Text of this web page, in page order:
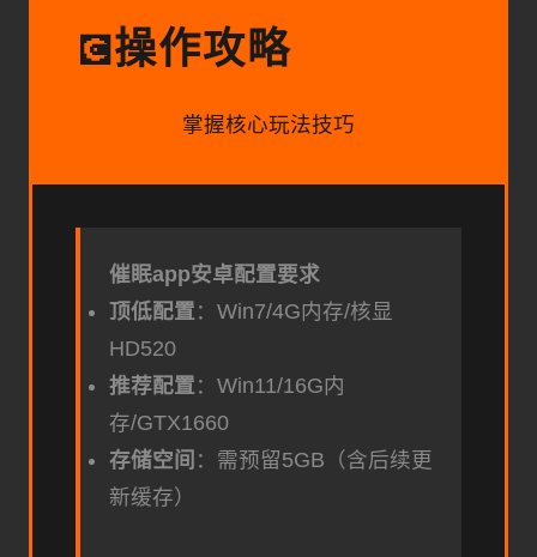
💽操作攻略
掌握核心玩法技巧
催眠app安卓配置要求
​顶低配置​ ​：Win7/4G内存/核显
HD520
​推荐配置​ ​：Win11/16G内
存/GTX1660
​存储空间​ ​：需预留5GB（含后续更
新缓存）